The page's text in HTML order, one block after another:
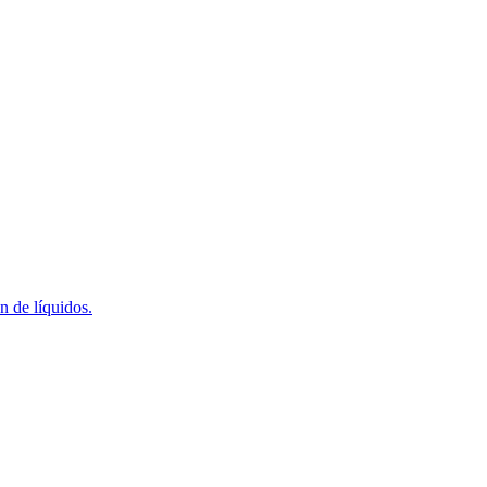
de líquidos.